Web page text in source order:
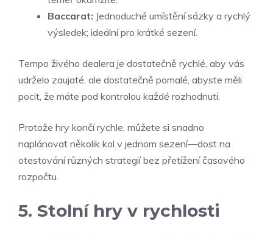
Baccarat: Jednoduché umístění sázky a rychlý
výsledek; ideální pro krátké sezení.
Tempo živého dealera je dostatečně rychlé, aby vás
udrželo zaujaté, ale dostatečně pomalé, abyste měli
pocit, že máte pod kontrolou každé rozhodnutí.
Protože hry končí rychle, můžete si snadno
naplánovat několik kol v jednom sezení—dost na
otestování různých strategií bez přetížení časového
rozpočtu.
5. Stolní hry v rychlosti